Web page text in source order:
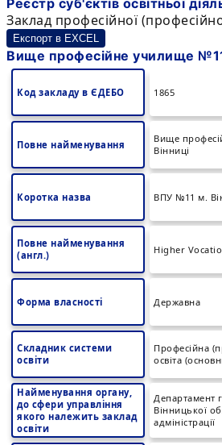
Реєстр суб'єктів освітньої
Заклад професійної
Експорт в EXCEL
Вище професійне училище
Код закладу в ЄДЕБО 1865
Повне найменування
Вище
Вінниці
Коротка назва ВПУ №11 м.
Повне найменування
(англ.)
Higher
Форма власності Державна
Складник системи
освіти
Професійна
освіта
Найменування органу,
до сфери управління
якого належить заклад
освіти
Департамент
Вінницької
адміністрації